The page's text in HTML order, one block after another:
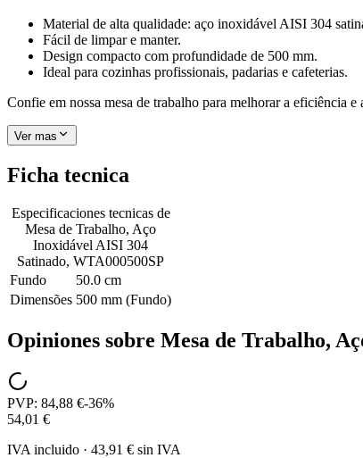
Material de alta qualidade: aço inoxidável AISI 304
Fácil de limpar e manter.
Design compacto com profundidade de 500 mm.
Ideal para cozinhas profissionais, padarias e cafeterias.
Confie em nossa mesa de trabalho para melhorar a eficiência
Ver mas
Ficha tecnica
Especificaciones tecnicas de
Mesa de Trabalho, Aço
Inoxidável AISI 304
Satinado, WTA000500SP
Fundo
50.0 cm
Dimensões 500 mm (Fundo)
Opiniones sobre Mesa de Trabalho,
PVP: 84,88 €-36%
54,01 €
IVA incluido · 43,91 € sin IVA